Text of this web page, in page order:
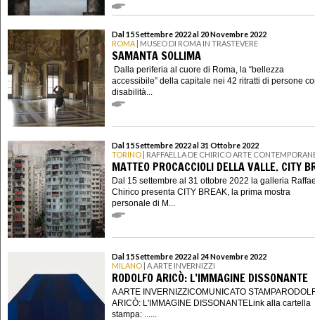
Dal 15 Settembre 2022 al 20 Novembre 2022
ROMA | MUSEO DI ROMA IN TRASTEVERE
SAMANTA SOLLIMA
Dalla periferia al cuore di Roma, la “bellezza
accessibile” della capitale nei 42 ritratti di persone
disabilità...
Dal 15 Settembre 2022 al 31 Ottobre 2022
TORINO | RAFFAELLA DE CHIRICO ARTE
MATTEO PROCACCIOLI DELLA VALLE. CITY
Dal 15 settembre al 31 ottobre 2022 la galleria
Chirico presenta CITY BREAK, la prima mostra
personale di M...
Dal 15 Settembre 2022 al 24 Novembre 2022
MILANO | A ARTE INVERNIZZI
RODOLFO ARICÒ: L’IMMAGINE DISSONANTE
A ARTE INVERNIZZICOMUNICATO
ARICÒ: L'IMMAGINE DISSONANTELink alla cartella
stampa: ......